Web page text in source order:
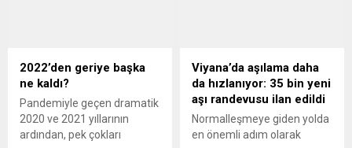
Response” adlı NATO
tatbikatına katılan 7 ABD
bir ayçiçek fabrikasına
baskın düzenledi. Yanlış
talimat aldıkları tahmin...
Kurulu toplantısı sonrasında
düzenlenen basın
toplantısında konuşan
Veran, yükselen enerji
fiyatlarına ilişkin hükümetin
bugüne kadar aldığı farklı
2022’den geriye başka
ne kaldı?
Pandemiyle geçen dramatik
2020 ve 2021 yıllarının
ardından, pek çokları
Viyana’da aşılama daha
da hızlanıyor: 35 bin yeni
aşı randevusu ilan edildi
Normalleşmeye giden yolda
en önemli adım olarak